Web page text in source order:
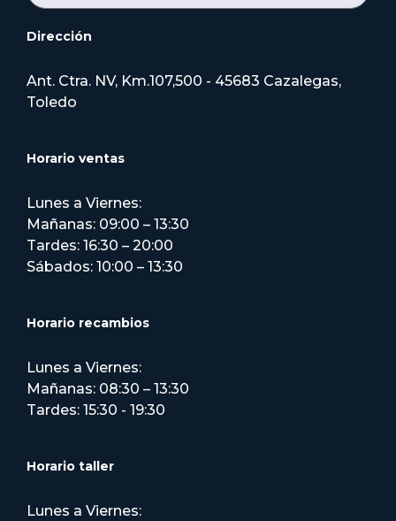
Dirección
Ant. Ctra. NV, Km.107,500 - 45683 Cazalegas,
Toledo
Horario ventas
Lunes a Viernes:
Mañanas: 09:00 – 13:30
Tardes: 16:30 – 20:00
Sábados: 10:00 – 13:30
Horario recambios
Lunes a Viernes:
Mañanas: 08:30 – 13:30
Tardes: 15:30 - 19:30
Horario taller
Lunes a Viernes: